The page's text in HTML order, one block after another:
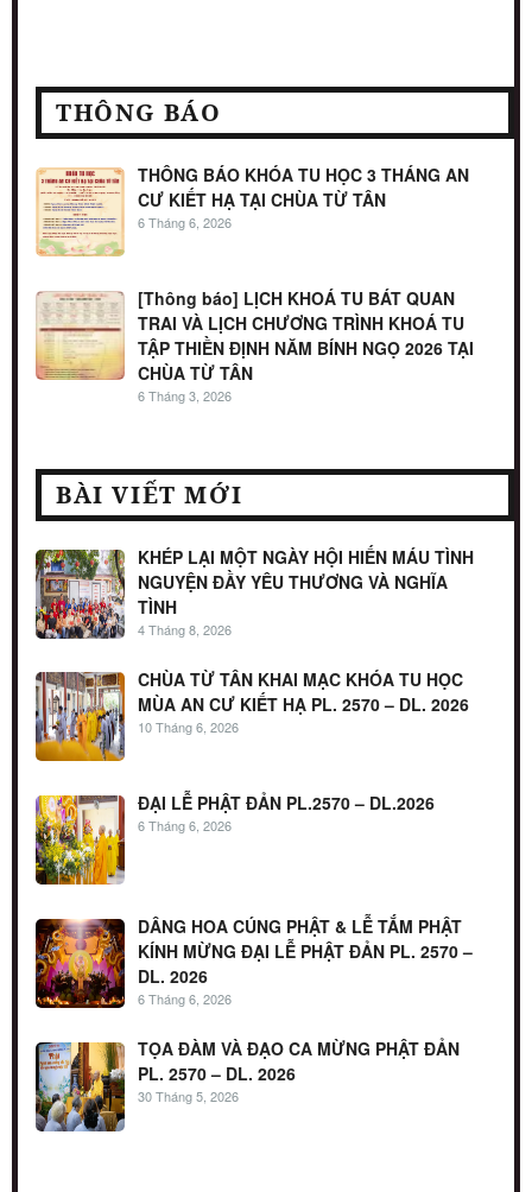
THÔNG BÁO
THÔNG BÁO KHÓA TU HỌC 3 THÁNG AN
CƯ KIẾT HẠ TẠI CHÙA TỪ TÂN
6 Tháng 6, 2026
[Thông báo] LỊCH KHOÁ TU BÁT QUAN
TRAI VÀ LỊCH CHƯƠNG TRÌNH KHOÁ TU
TẬP THIỀN ĐỊNH NĂM BÍNH NGỌ 2026 TẠI
CHÙA TỪ TÂN
6 Tháng 3, 2026
BÀI VIẾT MỚI
KHÉP LẠI MỘT NGÀY HỘI HIẾN MÁU TÌNH
NGUYỆN ĐẦY YÊU THƯƠNG VÀ NGHĨA
TÌNH
4 Tháng 8, 2026
CHÙA TỪ TÂN KHAI MẠC KHÓA TU HỌC
MÙA AN CƯ KIẾT HẠ PL. 2570 – DL. 2026
10 Tháng 6, 2026
ĐẠI LỄ PHẬT ĐẢN PL.2570 – DL.2026
6 Tháng 6, 2026
DÂNG HOA CÚNG PHẬT & LỄ TẮM PHẬT
KÍNH MỪNG ĐẠI LỄ PHẬT ĐẢN PL. 2570 –
DL. 2026
6 Tháng 6, 2026
TỌA ĐÀM VÀ ĐẠO CA MỪNG PHẬT ĐẢN
PL. 2570 – DL. 2026
30 Tháng 5, 2026